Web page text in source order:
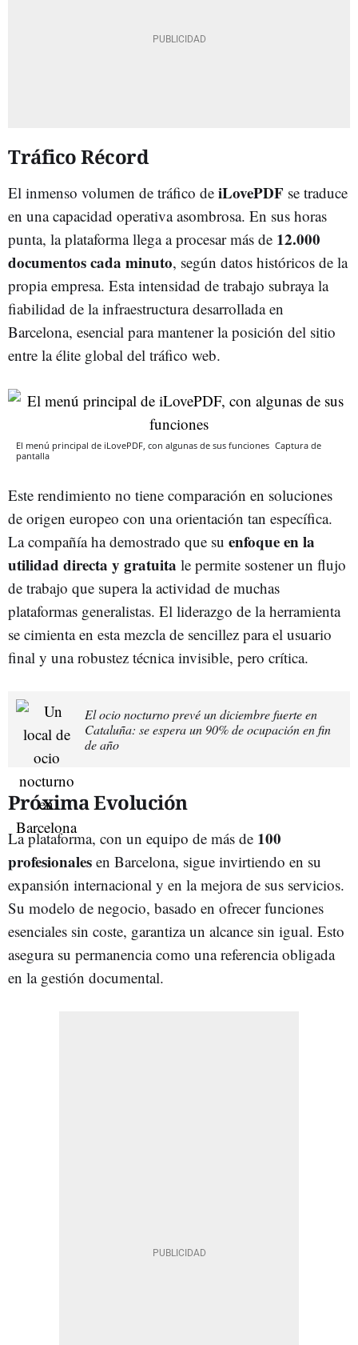
Tráfico Récord
El inmenso volumen de tráfico de iLovePDF se traduce
en una capacidad operativa asombrosa. En sus horas
punta, la plataforma llega a procesar más de 12.000
documentos cada minuto, según datos históricos de la
propia empresa. Esta intensidad de trabajo subraya la
fiabilidad de la infraestructura desarrollada en
Barcelona, esencial para mantener la posición del sitio
entre la élite global del tráfico web.
El menú principal de iLovePDF, con algunas de sus funciones Captura de
pantalla
Este rendimiento no tiene comparación en soluciones
de origen europeo con una orientación tan específica.
La compañía ha demostrado que su enfoque en la
utilidad directa y gratuita le permite sostener un flujo
de trabajo que supera la actividad de muchas
plataformas generalistas. El liderazgo de la herramienta
se cimienta en esta mezcla de sencillez para el usuario
final y una robustez técnica invisible, pero crítica.
El ocio nocturno prevé un diciembre fuerte en
Cataluña: se espera un 90% de ocupación en fin
de año
Próxima Evolución
La plataforma, con un equipo de más de 100
profesionales en Barcelona, sigue invirtiendo en su
expansión internacional y en la mejora de sus servicios.
Su modelo de negocio, basado en ofrecer funciones
esenciales sin coste, garantiza un alcance sin igual. Esto
asegura su permanencia como una referencia obligada
en la gestión documental.